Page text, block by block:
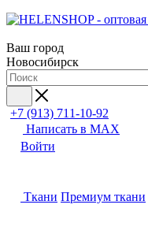
Ваш город
Новосибирск
+7 (913) 711-10-92
Написать в MAX
Войти
Ткани Премиум ткани